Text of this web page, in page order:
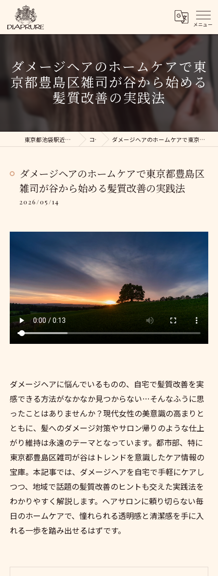
ダメージヘアのホームケアで東
京都豊島区雑司が谷から始める
髪質改善の実践法
東京都池袋駅近くの美容院ならDIAPRURE コラム ダメージヘアのホームケアで東京都豊島区雑司が谷から始める髪質改善の実践法
ダメージヘアのホームケアで東京都豊島区
雑司が谷から始める髪質改善の実践法
2026/05/14
ダメージヘアに悩んでいるものの、自宅で髪質改善を実
感できる方法がなかなか見つからない…そんなふうに思
ったことはありませんか？現代女性の美意識の高まりと
ともに、髪へのダメージ対策やサロン帰りのような仕上
がり維持は永遠のテーマとなっています。都市部、特に
東京都豊島区雑司が谷はトレンドを意識したケア情報の
宝庫。本記事では、ダメージヘアを自宅で手軽にケアし
つつ、地域で話題の髪質改善のヒントも交えた実践法を
わかりやすく解説します。ヘアサロンに頼り切らない毎
日のホームケアで、憧れられる透明感と清潔感を手に入
れる一歩を踏み出せるはずです。